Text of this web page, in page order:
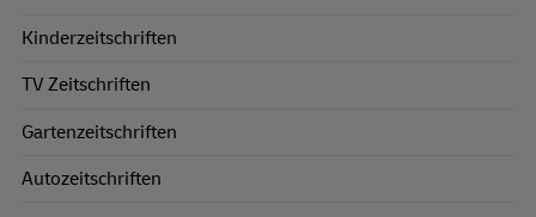
Kinderzeitschriften
TV Zeitschriften
Gartenzeitschriften
Autozeitschriften